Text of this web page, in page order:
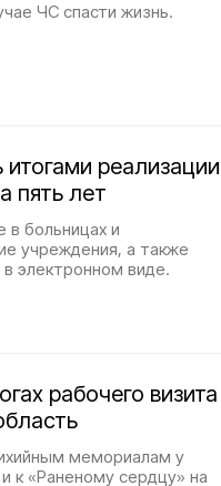
ЧС спасти жизнь.
реализации
пять лет
в больницах и
учреждения, а также
электронном виде.
рабочего визита
мемориалам у
к «Раненому сердцу» на